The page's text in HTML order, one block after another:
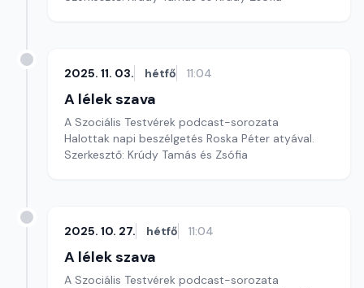
2025. 11. 03. hétfő 11:04
A lélek szava
A Szociális Testvérek podcast-sorozata
Halottak napi beszélgetés Roska Péter atyával.
Szerkesztő: Krúdy Tamás és Zsófia
2025. 10. 27. hétfő 11:04
A lélek szava
A Szociális Testvérek podcast-sorozata